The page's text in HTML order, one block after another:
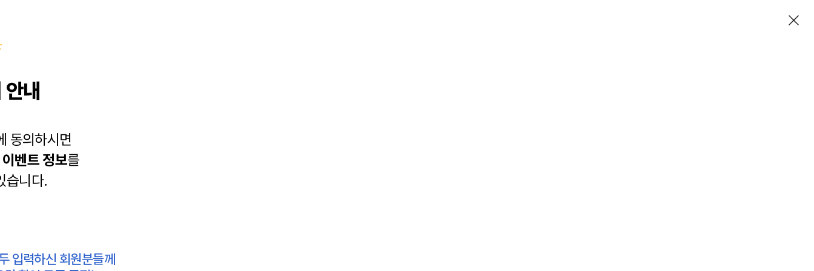
내
동의하시면
이벤트 정보를
습니다.
입력하신 회원분들께